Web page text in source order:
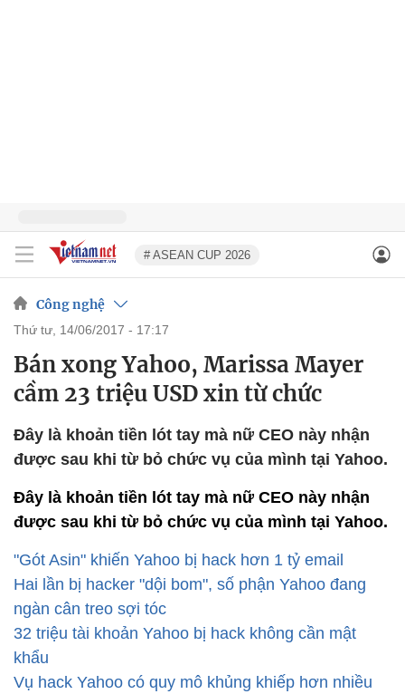
# ASEAN CUP 2026
Công nghệ
thứ tư, 14/06/2017 - 17:17
Bán xong Yahoo, Marissa Mayer
cầm 23 triệu USD xin từ chức
Đây là khoản tiền lót tay mà nữ CEO này nhận
được sau khi từ bỏ chức vụ của mình tại Yahoo.
Đây là khoản tiền lót tay mà nữ CEO này nhận
được sau khi từ bỏ chức vụ của mình tại Yahoo.
"Gót Asin" khiến Yahoo bị hack hơn 1 tỷ email
Hai lần bị hacker "dội bom", số phận Yahoo đang
ngàn cân treo sợi tóc
32 triệu tài khoản Yahoo bị hack không cần mật
khẩu
Vụ hack Yahoo có quy mô khủng khiếp hơn nhiều